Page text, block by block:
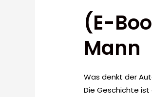
(E-
Mann
Was denkt der
Die Geschichte